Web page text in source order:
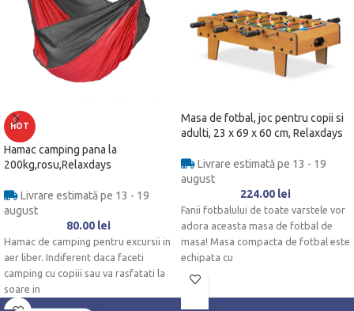
HOT
Hamac camping pana la
200kg,rosu,Relaxdays
Livrare estimată pe 13 - 19
august
80.00 lei
Hamac de camping pentru excursii in
aer liber. Indiferent daca faceti
camping cu copiii sau va rasfatati la
soare in
Masa de fotbal, joc pentru copii si
adulti, 23 x 69 x 60 cm, Relaxdays
Livrare estimată pe 13 - 19
august
224.00 lei
Fanii fotbalului de toate varstele vor
adora aceasta masa de fotbal de
masa! Masa compacta de fotbal este
echipata cu